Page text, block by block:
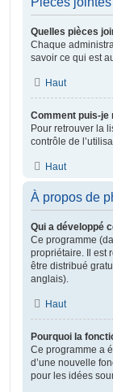
Quelles pièces
Chaque
savoir ce qui est
Haut
Comment puis-
Pour retrouver la
contrôle de
Haut
À propos de
Qui a développé
Ce programme
propriétaire. Il est
être distribué
anglais).
Haut
Pourquoi la
Ce programme a
d’une nouvelle
pour les idées